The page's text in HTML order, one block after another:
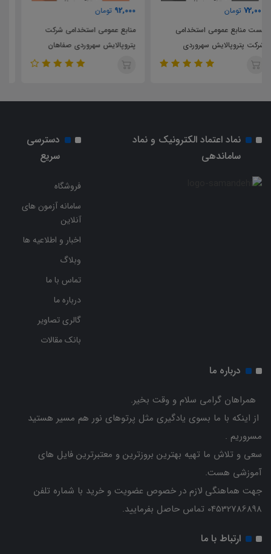
92,000 تومان
منابع عمومی استخدامی شرکت
پتروپالایش سهروردی صفاهان
111,000 تومان
منابع اختصاصی استخدامی شرکت
پتروپالایش سهروردی صفاهان
نماد اعتماد الکترونیک و نماد
ساماندهی
دسترسی
سریع
فروشگاه
سامانه آزمون های
آنلاین
اخبار و اطلاعیه ها
وبلاگ
تماس با ما
درباره ما
گالری تصاویر
بانک مقالات
درباره ما
همراهان گرامی سلام و وقت بخیر.
از اینکه با ما بسوی یادگیری مثل پرتوهای نور هم مسیر هستید
مسروریم .
سعی و تلاش ما تهیه بهترین بروزترین و معتبرترین فایل های
آموزشی هست.
جهت هماهنگی لازم در خصوص عضویت و خرید با شماره تلفن
04532786898 تماس حاصل بفرمایید.
ارتباط با ما